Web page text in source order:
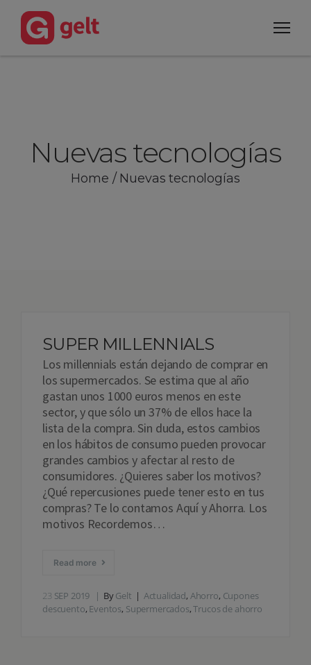
Nuevas tecnologías
Home /Nuevas tecnologías
SUPER MILLENNIALS
Los millennials están dejando de comprar en
los supermercados. Se estima que al año
gastan unos 1000 euros menos en este
sector, y que sólo un 37% de ellos hace la
lista de la compra. Sin duda, estos cambios
en los hábitos de consumo pueden provocar
grandes cambios y afectar al resto de
consumidores. ¿Quieres saber los motivos?
¿Qué repercusiones puede tener esto en tus
compras? Te lo contamos Aquí y Ahorra. Los
motivos Recordemos…
Read more
23 SEP 2019 ByGelt Actualidad, Ahorro, Cupones
descuento, Eventos, Supermercados,Trucos de ahorro